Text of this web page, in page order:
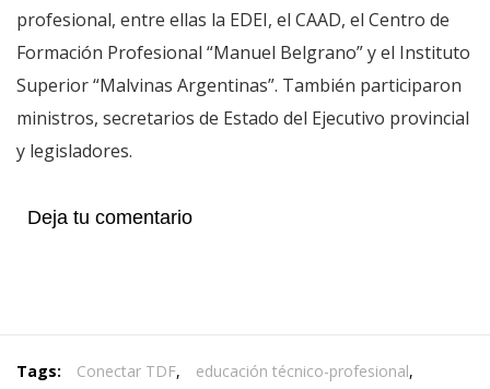
profesional, entre ellas la EDEI, el CAAD, el Centro de
Formación Profesional “Manuel Belgrano” y el Instituto
Superior “Malvinas Argentinas”. También participaron
ministros, secretarios de Estado del Ejecutivo provincial
y legisladores.
Deja tu comentario
Tags: Conectar TDF, educación técnico-profesional,